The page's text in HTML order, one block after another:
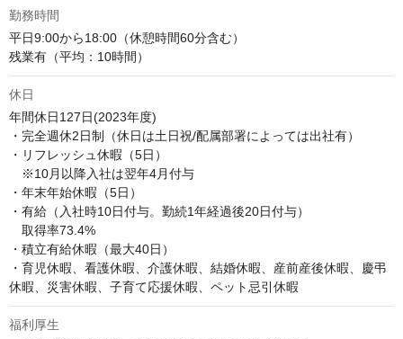
勤務時間
平日9:00から18:00（休憩時間60分含む）
残業有（平均：10時間）
休日
年間休日127日(2023年度)
・完全週休2日制（休日は土日祝/配属部署によっては出社有）
・リフレッシュ休暇（5日）
※10月以降入社は翌年4月付与
・年末年始休暇（5日）
・有給（入社時10日付与。勤続1年経過後20日付与）
取得率73.4%
・積立有給休暇（最大40日）
・育児休暇、看護休暇、介護休暇、結婚休暇、産前産後休暇、慶弔
休暇、災害休暇、子育て応援休暇、ペット忌引休暇
福利厚生